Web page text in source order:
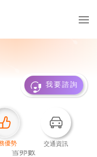
多元成家
借精
我要諮詢
雪卵數